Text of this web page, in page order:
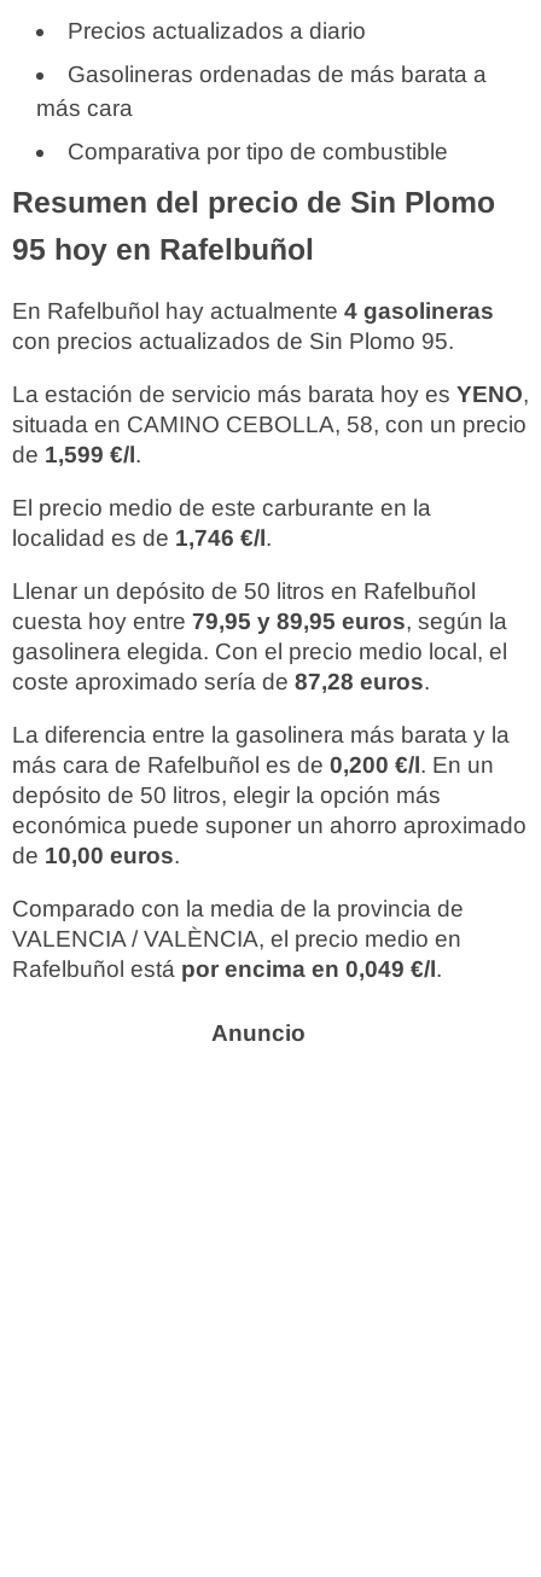
Precios actualizados a diario
Gasolineras ordenadas de más barata a
más cara
Comparativa por tipo de combustible
Resumen del precio de Sin Plomo
95 hoy en Rafelbuñol
En Rafelbuñol hay actualmente 4 gasolineras
con precios actualizados de Sin Plomo 95.
La estación de servicio más barata hoy es YENO,
situada en CAMINO CEBOLLA, 58, con un precio
de 1,599 €/l.
El precio medio de este carburante en la
localidad es de 1,746 €/l.
Llenar un depósito de 50 litros en Rafelbuñol
cuesta hoy entre 79,95 y 89,95 euros, según la
gasolinera elegida. Con el precio medio local, el
coste aproximado sería de 87,28 euros.
La diferencia entre la gasolinera más barata y la
más cara de Rafelbuñol es de 0,200 €/l. En un
depósito de 50 litros, elegir la opción más
económica puede suponer un ahorro aproximado
de 10,00 euros.
Comparado con la media de la provincia de
VALENCIA / VALÈNCIA, el precio medio en
Rafelbuñol está por encima en 0,049 €/l.